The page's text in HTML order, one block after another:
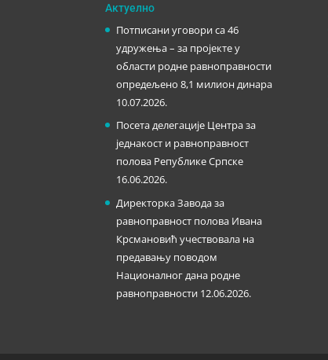
Актуелно
Потписани уговори са 46
удружења – за пројекте у
области родне равноправности
опредељено 8,1 милион динара
10.07.2026.
Посета делегације Центра за
једнакост и равноправност
полова Републике Српске
16.06.2026.
Директорка Завода за
равноправност полова Ивана
Крсмановић учествовала на
предавању поводом
Националног дана родне
равноправности 12.06.2026.